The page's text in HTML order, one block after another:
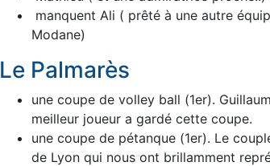
manquent Ali ( prêté à une autre
Modane)
Le Palmarès
une coupe de volley ball (1er).
meilleur joueur a gardé cette coupe.
une coupe de pétanque (1er). Le
de Lyon qui nous ont brillamment